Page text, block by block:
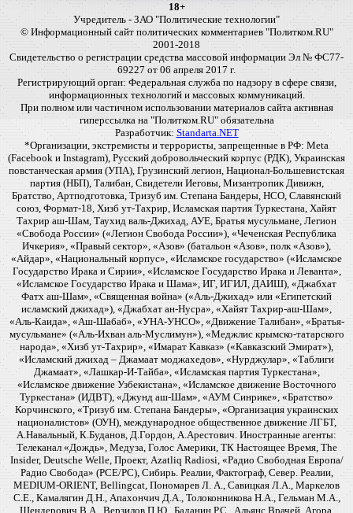
18+
Учредитель - ЗАО "Политические технологии"
© Информационный сайт политических комментариев "Политком.RU"
2001-2018
Свидетельство о регистрации средства массовой информации Эл № ФС77-
69227 от 06 апреля 2017 г.
Регистрирующий орган: Федеральная служба по надзору в сфере связи,
информационных технологий и массовых коммуникаций.
При полном или частичном использовании материалов сайта активная
гиперссылка на "Политком.RU" обязательна
Разработчик: Standarta.NET
*Организации, экстремисты и террористы, запрещенные в РФ: Meta
(Facebook и Instagram), Русский добровольческий корпус (РДК), Украинская
повстанческая армия (УПА), Грузинский легион, Национал-Большевистская
партия (НБП), Талибан, Свидетели Иеговы, Мизантропик Дивижн,
Братство, Артподготовка, Тризуб им. Степана Бандеры, НСО, Славянский
союз, Формат-18, Хизб ут-Тахрир, Исламская партия Туркестана, Хайят
Тахрир аш-Шам, Таухид валь-Джихад, АУЕ, Братья мусульмане, Легион
«Свобода России» («Легион Свобода России»), «Чеченская Республика
Ичкерия», «Правый сектор», «Азов» (батальон «Азов», полк «Азов»),
«Айдар», «Национальный корпус», «Исламское государство» («Исламское
Государство Ирака и Сирии», «Исламское Государство Ирака и Леванта»,
«Исламское Государство Ирака и Шама», ИГ, ИГИЛ, ДАИШ), «Джабхат
Фатх аш-Шам», «Священная война» («Аль-Джихад» или «Египетский
исламский джихад»), «Джабхат ан-Нусра», «Хайят Тахрир-аш-Шам»,
«Аль-Каида», «Аш-Шабаб», «УНА-УНСО», «Движение Талибан», «Братья-
мусульмане» («Аль-Ихван аль-Муслимун»), «Меджлис крымско-татарского
народа», «Хизб ут-Тахрир», «Имарат Кавказ» («Кавказский Эмират»),
«Исламский джихад – Джамаат моджахедов», «Нурджулар», «Таблиги
Джамаат», «Лашкар-И-Тайба», «Исламская партия Туркестана»,
«Исламское движение Узбекистана», «Исламское движение Восточного
Туркестана» (ИДВТ), «Джунд аш-Шам», «АУМ Синрике», «Братство»
Корчинского, «Тризуб им. Степана Бандеры», «Организация украинских
националистов» (ОУН), международное общественное движение ЛГБТ,
А.Навальный, К.Буданов, Д.Гордон, А.Арестович. Иностранные агенты:
Телеканал «Дождь», Медуза, Голос Америки, ТК Настоящее Время, The
Insider, Deutsche Welle, Проект, Azatliq Radiosi, «Радио Свободная Европа/
Радио Свобода» (PCE/PC), Сибирь. Реалии, Фактограф, Север. Реалии,
MEDIUM-ORIENT, Bellingcat, Пономарев Л. А., Савицкая Л.А., Маркелов
С.Е., Камалягин Д.Н., Апахончич Д.А., Толоконникова Н.А., Гельман М.А.,
Шендерович В.А., Верзилов П.Ю., Баданин Р.С., Альянс Врачей, Агора,